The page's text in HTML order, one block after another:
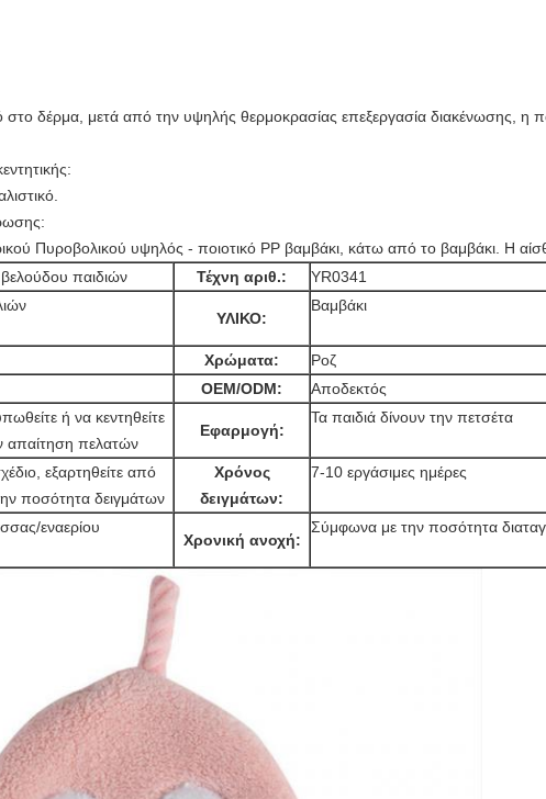
στο δέρμα, μετά από την υψηλής θερμοκρασίας επεξεργασία διακένωσης, η
Πυροβολικού υψηλός - ποιοτικό PP βαμβάκι, κάτω από το βαμβάκι. Η
παιδιών Τέχνη αριθ.:
YR0341
ΥΛΙΚΟ:
Βαμβάκι
Χρώματα:
Ροζ
OEM/ODM: Αποδεκτός
ή να κεντηθείτε
απαίτηση πελατών
Εφαρμογή:
Τα παιδιά δίνουν την πετσέτα
εξαρτηθείτε από
ποσότητα δειγμάτων
Χρόνος
δειγμάτων:
7-10 εργάσιμες ημέρες
εναερίου
Χρονική ανοχή:
Σύμφωνα με την ποσότητα